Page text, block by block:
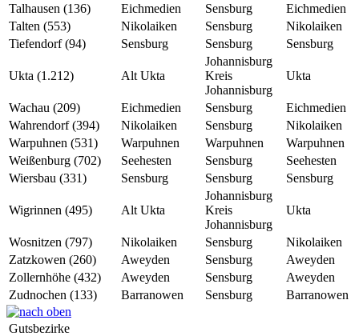
Talhausen (136)
Eichmedien Sensburg
Eichmedien
Talten (553)
Nikolaiken Sensburg
Nikolaiken
Tiefendorf (94)
Sensburg Sensburg Sensburg
Ukta (1.212) Alt Ukta
Johannisburg
Kreis
Johannisburg
Ukta
Wachau (209) Eichmedien Sensburg
Eichmedien
Wahrendorf (394)
Nikolaiken Sensburg
Nikolaiken
Warpuhnen (531)
Warpuhnen Warpuhnen
Warpuhnen
Weißenburg (702)
Seehesten Sensburg
Seehesten
Wiersbau (331)
Sensburg Sensburg Sensburg
Wigrinnen (495) Alt Ukta
Johannisburg
Kreis
Johannisburg
Ukta
Wosnitzen (797) Nikolaiken Sensburg
Nikolaiken
Zatzkowen (260)
Aweyden Sensburg
Aweyden
Zollernhöhe (432)
Aweyden Sensburg
Aweyden
Zudnochen (133)
Barranowen Sensburg Barranowen
Gutsbezirke